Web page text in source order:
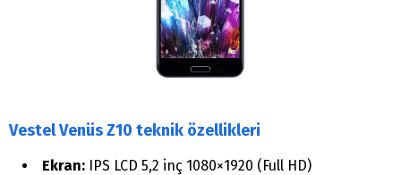
Vestel Venüs Z10 teknik özellikleri
Ekran: IPS LCD 5,2 inç 1080×1920 (Full HD)